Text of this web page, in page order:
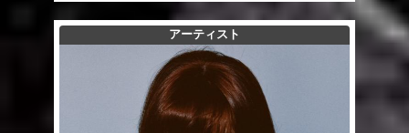
アーティスト